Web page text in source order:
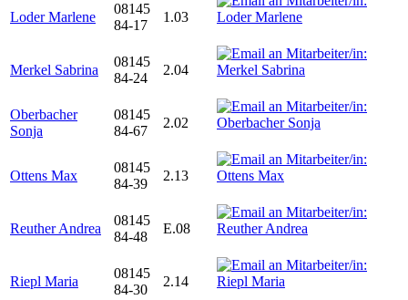
Loder Marlene
08145
84-17
1.03
Merkel Sabrina
08145
84-24
2.04
Oberbacher
Sonja
08145
84-67
2.02
Ottens Max
08145
84-39
2.13
Reuther Andrea
08145
84-48
E.08
Riepl Maria
08145
84-30
2.14